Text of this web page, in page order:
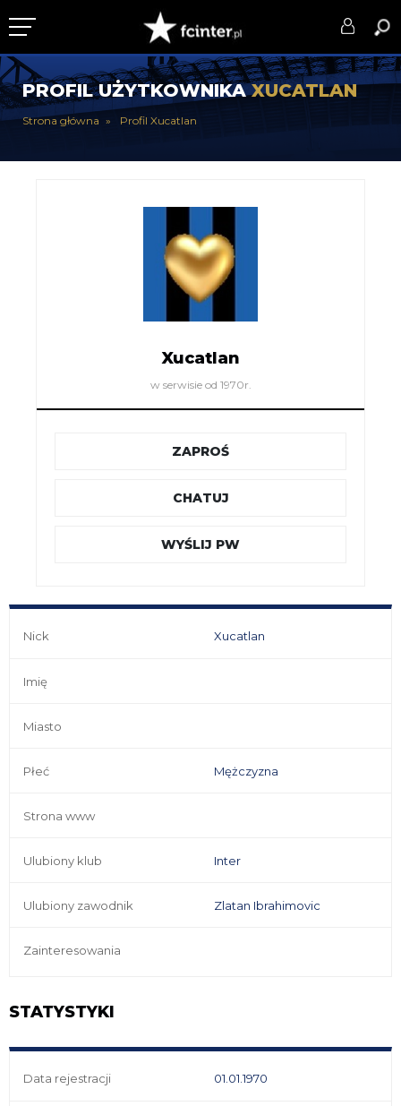
KLUB
DRUŻYNA
PROFIL UŻYTKOWNIKAXUCATLAN
Strona główna Profil Xucatlan
Xucatlan
w serwisie od 1970r.
ZAPROŚ
CHATUJ
WYŚLIJ PW
Nick Xucatlan
Imię
Miasto
Płeć Mężczyzna
Strona www
Ulubiony klub Inter
Ulubiony zawodnik Zlatan Ibrahimovic
Zainteresowania
STATYSTYKI
Data rejestracji 01.01.1970